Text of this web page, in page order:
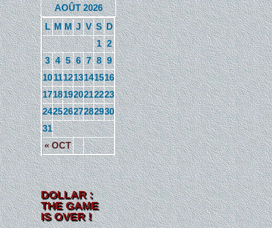
AOÛT 2026
L M M J V S D
« OCT
1 2
3 4 5 6 7 8 9
10111213141516
17181920212223
24252627282930
31
DOLLAR :
THE GAME
IS OVER !